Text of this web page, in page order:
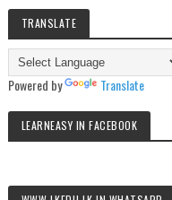
TRANSLATE
Powered by Translate
LEARNEASY IN FACEBOOK